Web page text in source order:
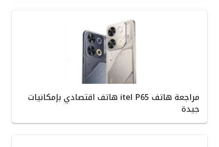
مراجعة هاتف itel P65 هاتف اقتصادي بإمكانيات
جيدة